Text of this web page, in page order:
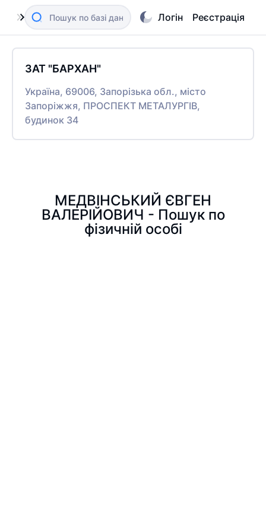
Логін Реєстрація
ЗАТ "БАРХАН"
Україна, 69006, Запорізька обл., місто
Запоріжжя, ПРОСПЕКТ МЕТАЛУРГІВ,
будинок 34
МЕДВІНСЬКИЙ ЄВГЕН
ВАЛЕРІЙОВИЧ - Пошук по
фізичній особі